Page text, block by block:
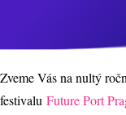
Zveme Vás na nultý
festivalu Future Port